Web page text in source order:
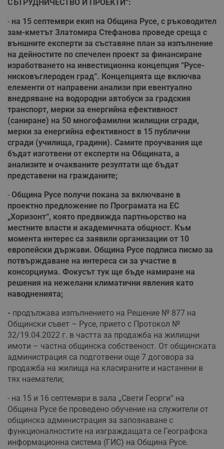
СЪТРУДНИЧЕСТВО И ПРОЕКТИ“:
- на 15 септември екип на Община Русе, с ръководител
зам-кметът Златомира Стефанова проведе среща с
външните експерти за съставяне план за изпълнение
на дейностите по спечелен проект за финансиране
изработването на инвестиционна концепция “Русе-
нисковъглероден град“. Концепцията ще включва
елементи от направени анализи при евентуално
внедряване на водородни автобуси за градския
транспорт, мерки за енергийна ефективност
(саниране) на 50 многофамилни жилищни сгради,
мерки за енергийна ефективност в 15 публични
сгради (училища, градини). Самите проучвания ще
бъдат изготвени от експерти на Общината, а
анализите и очакваните резултати ще бъдат
представени на гражданите;
- Община Русе получи покана за включване в
проектно предложение по Програмата на ЕС
„Хоризонт“, която предвижда партньорство на
местните власти и академичната общност. Към
момента интерес са заявили организации от 10
европейски държави. Община Русе подписа писмо за
потвърждаване на интереса си за участие в
консорциума. Фокусът тук ще бъде намиране на
решения на нежелани климатични явления като
наводненията;
- продължава изпълнението на Решение № 877 на
Общински съвет – Русе, прието с Протокол №
32/19.04.2022 г. в частта за продажба на жилищни
имоти – частна общинска собственост. От общинската
администрация са подготвени още 7 договора за
продажба на жилища на класираните и настанени в
тях наематели;
- на 15 и 16 септември в зала „Свети Георги“ на
Община Русе бе проведено обучение на служители от
общинска администрация за запознаване с
функционалностите на изграждащата се Географска
информационна система (ГИС) на Община Русе.